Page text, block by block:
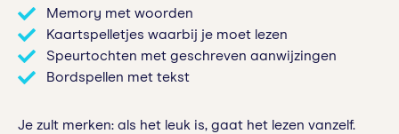
Memory met woorden
Kaartspelletjes waarbij je moet lezen
Speurtochten met geschreven aanwijzingen
Bordspellen met tekst
Je zult merken: als het leuk is, gaat het lezen vanzelf.